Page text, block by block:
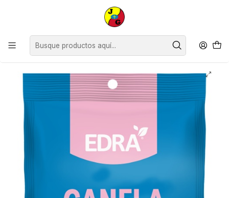
Disponible sólo Retiro en Tienda Osorno.
Salsas y Condimentos
Condimentos y Especias Canela Molida Edra ( 5 x 15 G )